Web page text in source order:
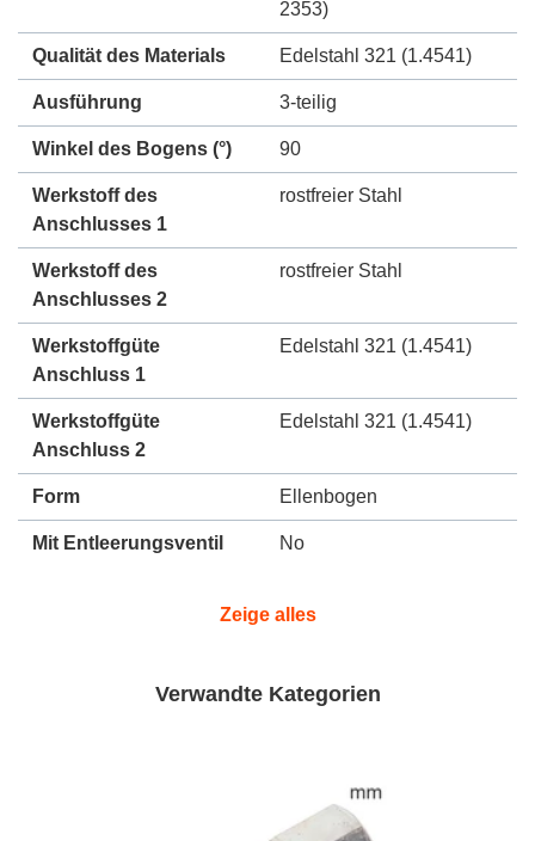
2353)
Qualität des Materials Edelstahl 321 (1.4541)
Ausführung 3-teilig
Winkel des Bogens (°) 90
Werkstoff des
Anschlusses 1
rostfreier Stahl
Werkstoff des
Anschlusses 2
rostfreier Stahl
Werkstoffgüte
Anschluss 1
Edelstahl 321 (1.4541)
Werkstoffgüte
Anschluss 2
Edelstahl 321 (1.4541)
Form Ellenbogen
Mit Entleerungsventil No
Zeige alles
Verwandte Kategorien